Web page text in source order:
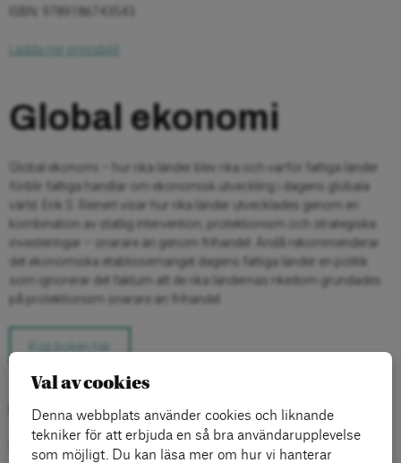
Ladda ner pressbild
Global ekonomi
Global ekonomi – hur rika länder blev rika och varför fattiga länder
förblir fattiga handlar om ekonomisk utveckling i dagens globala
värld. Erik S. Reinert visar hur rika länder utvecklades genom en
kombination av statlig intervention, protektionism och strategiska
investeringar – snarare än genom frihandel. Ändå rekommenderar
det ekonomiska etablissemanget dagens fattiga länder en politik
som ignorerar det faktum att de rika ländernas rikedom grundades
på protektionism snarare än frihandel.
Köp boken här
Författare
Erik S. Reinert
Val av cookies
Denna webbplats använder cookies och liknande
tekniker för att erbjuda en så bra användarupplevelse
som möjligt. Du kan läsa mer om hur vi hanterar